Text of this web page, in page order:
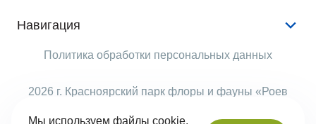
Мы используем файлы cookie,
Растения
Виртуальный тур
Рекламодателям
Структура парка
Навигация
Услуги
2026 г. Красноярский парк флоры и фауны «Роев
Политика обработки персональных данных